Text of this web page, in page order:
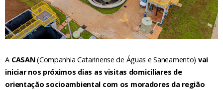
A CASAN(Companhia Catarinense de Águas e Saneamento) vai
iniciar nos próximos dias as visitas domiciliares de
orientação socioambiental com os moradores da região